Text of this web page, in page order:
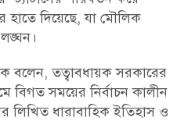
হাতে দিয়েছে, যা মৌলিক
বলেন, তত্বাবধায়ক সরকারের
বিগত সময়ের নির্বাচন কালীন
লিখিত ধারাবাহিক ইতিহাস ও